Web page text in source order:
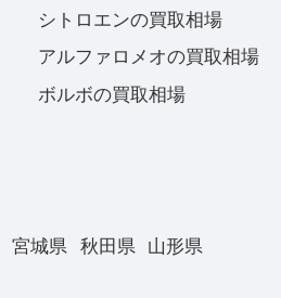
シトロエンの買取相場
アルファロメオの買取相場
ボルボの買取相場
宮城県 秋田県
山形県